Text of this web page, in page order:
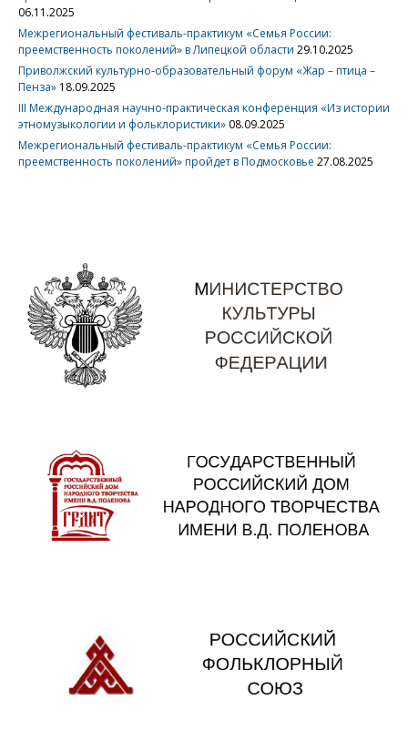
06.11.2025
Межрегиональный фестиваль-практикум «Семья России:
преемственность поколений» в Липецкой области 29.10.2025
Приволжский культурно-образовательный форум «Жар – птица –
Пенза» 18.09.2025
III Международная научно-практическая конференция «Из истории
этномузыкологии и фольклористики» 08.09.2025
Межрегиональный фестиваль-практикум «Семья России:
преемственность поколений» пройдет в Подмосковье 27.08.2025